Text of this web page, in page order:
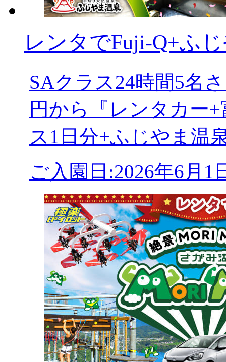
レンタでFuji-Q+ふ
SAクラス24時間5名
円から『レンタカー
ス1日分+ふじやま温
ご入園日:2026年6月1